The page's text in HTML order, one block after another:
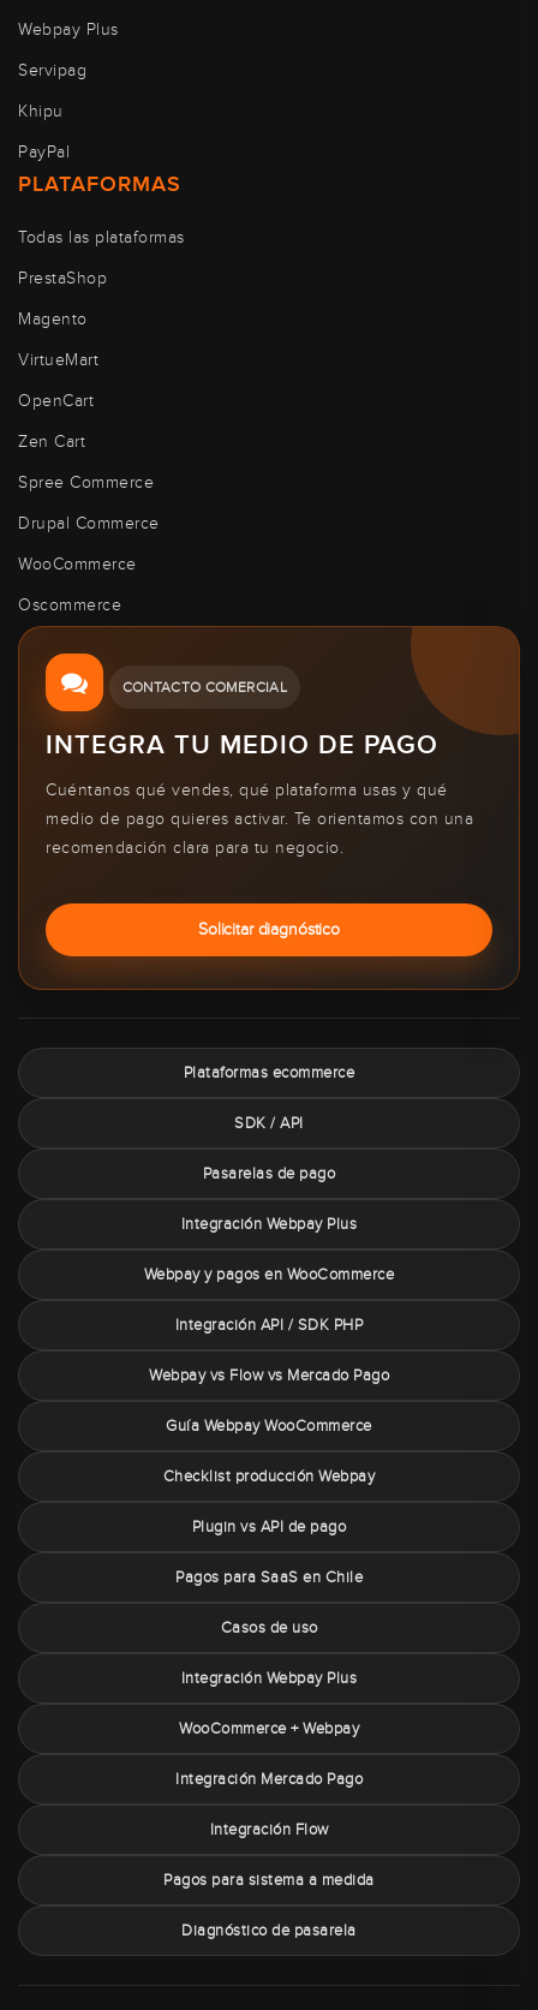
Webpay Plus
Servipag
Khipu
PayPal
PLATAFORMAS
Todas las plataformas
PrestaShop
Magento
VirtueMart
OpenCart
Zen Cart
Spree Commerce
Drupal Commerce
WooCommerce
Oscommerce
CONTACTO COMERCIAL
INTEGRA TU MEDIO DE PAGO
Cuéntanos qué vendes, qué plataforma usas y qué
medio de pago quieres activar. Te orientamos con una
recomendación clara para tu negocio.
Solicitar diagnóstico
Plataformas ecommerce
SDK / API
Pasarelas de pago
Integración Webpay Plus
Webpay y pagos en WooCommerce
Integración API / SDK PHP
Webpay vs Flow vs Mercado Pago
Guía Webpay WooCommerce
Checklist producción Webpay
Plugin vs API de pago
Pagos para SaaS en Chile
Casos de uso
Integración Webpay Plus
WooCommerce + Webpay
Integración Mercado Pago
Integración Flow
Pagos para sistema a medida
Diagnóstico de pasarela